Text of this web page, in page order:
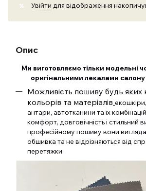
% Увійти для відображення
Опис
Ми виготовляємо тільки модельні
оригінальними лекалами салону
Можливість пошиву будь яких
кольорів та матеріалів
антари, автотканини та їх
комфорт, довговічність і стильний
професійному пошиву вони
обшивка та не відрізняються від
перетяжки.